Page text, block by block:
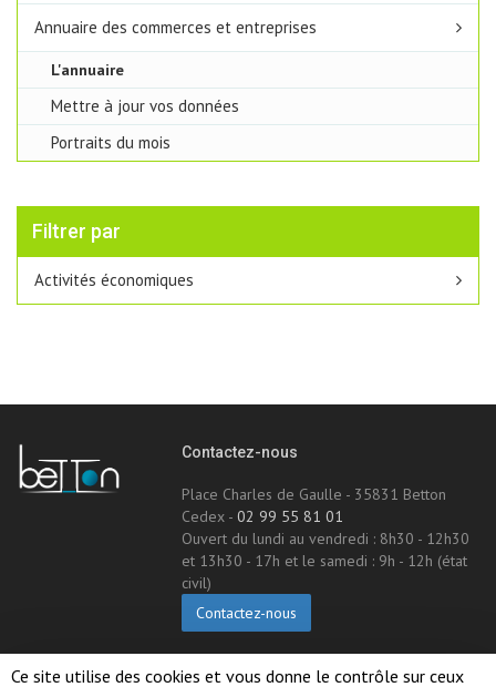
Annuaire des commerces et entreprises
L'annuaire
Mettre à jour vos données
Portraits du mois
Filtrer par
Activités économiques
Contactez-nous
Place Charles de Gaulle - 35831 Betton
Cedex -02 99 55 81 01
Ouvert du lundi au vendredi : 8h30 - 12h30
et 13h30 - 17h et le samedi : 9h - 12h (état
civil)
Contactez-nous
Ce site utilise des cookies et vous donne le contrôle sur ceux